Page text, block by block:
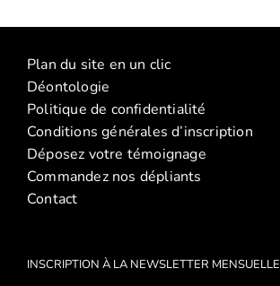
La
discipline
positive
(2026)
Plan du site en un clic
Déontologie
Politique de confidentialité
Conditions générales d’inscription
Déposez votre témoignage
Commandez nos dépliants
Contact
INSCRIPTION À LA NEWSLETTER MENSUELLE